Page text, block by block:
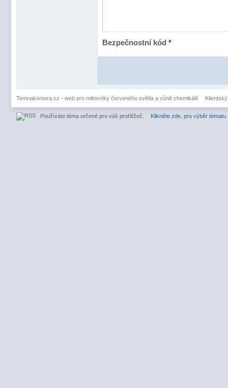
Bezpečnostní kód *
Temnakomora.cz - web pro milovníky červeného světla a vůně chemikálií
Používáte téma určené pro váš prohlížeč. Klikněte zde, pro výběr tématu